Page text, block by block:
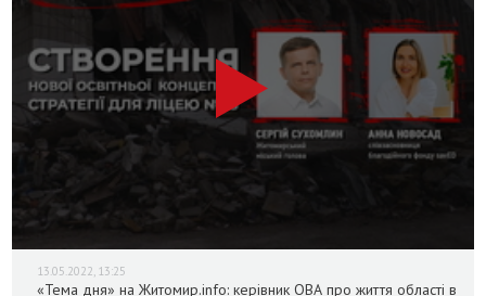
13.05.2022, 13:25
«Тема дня» на Житомир.info: керівник ОВА про життя області в